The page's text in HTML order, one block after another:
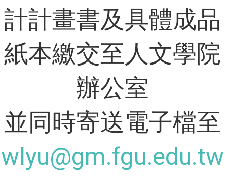
計計畫書及具體成品
紙本繳交至人文學院
辦公室
並同時寄送電子檔至
wlyu@gm.fgu.edu.tw